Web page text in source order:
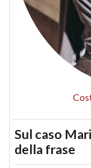
Sul caso
della frase